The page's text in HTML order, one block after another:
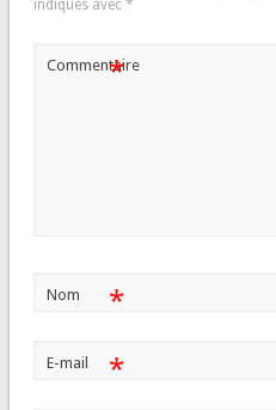
indiqués avec *
Commentaire
*
Nom *
E-mail *